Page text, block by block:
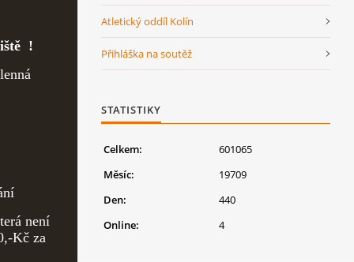
!
není
Kč za
Atletický oddíl Kolín
Přihláška na soutěž
STATISTIKY
Online: 4
Celkem:
601065
Měsíc:
19709
Den:
440